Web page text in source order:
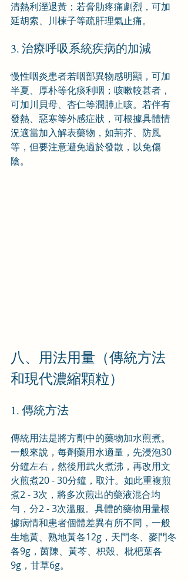
清熱利溼退黃；若脅肋疼痛劇烈，可加
延胡索、川楝子等疏肝理氣止痛。
3. 治療呼吸系統疾病的加減
慢性咽炎患者若咽部異物感明顯，可加
半夏、厚朴等化痰利咽；咳嗽較甚者，
可加川貝母、杏仁等潤肺止咳。若伴有
發熱、惡寒等外感症狀，可根據具體情
況適當加入解表藥物，如荊芥、防風
等，但要注意避免過於發散，以免傷
陰。
八、用法用量（傳統方法
和現代濃縮顆粒）
1. 傳統方法
傳統用法是將方劑中的藥物加水煎煮。
一般來說，每劑藥用水適量，先浸泡30
分鐘左右，然後用武火煮沸，再改用文
火煎煮20 - 30分鐘，取汁。如此重複煎
煮2 - 3次，將多次煎出的藥液混合均
勻，分2 - 3次溫服。具體的藥物用量根
據病情和患者個體差異有所不同，一般
生地黃、熟地黃各12g，天門冬、麥門冬
各9g，茵陳、黃芩、枳殼、枇杷葉各
9g，甘草6g。